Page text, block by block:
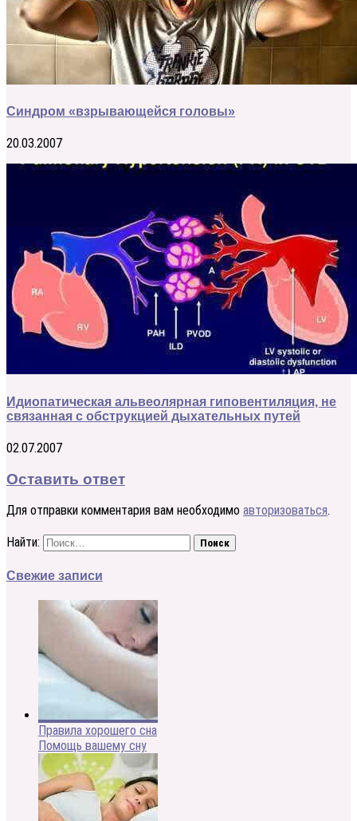
Синдром «взрывающейся головы»
20.03.2007
Идиопатическая альвеолярная гиповентиляция, не
связанная с обструкцией дыхательных путей
02.07.2007
Оставить ответ
Для отправки комментария вам необходимо авторизоваться.
Найти:
Свежие записи
Правила хорошего сна
Помощь вашему сну